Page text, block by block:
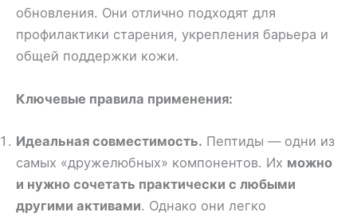
обновления. Они отлично подходят для
профилактики старения, укрепления барьера и
общей поддержки кожи.
Ключевые правила применения:
Идеальная совместимость. Пептиды — одни из
самых «дружелюбных» компонентов. Их можно
и нужно сочетать практически с любыми
другими активами. Однако они легко